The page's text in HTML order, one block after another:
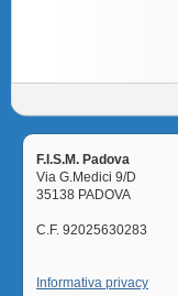
F.I.S.M. Padova
Via G.Medici 9/D
35138 PADOVA
C.F. 92025630283
Informativa privacy